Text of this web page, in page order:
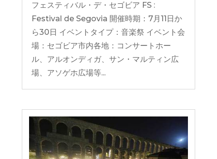
フェスティバル・デ・セゴビア FS :
Festival de Segovia 開催時期：7月11日か
ら30日 イベントタイプ：音楽祭 イベント会
場：セゴビア市内各地：コンサートホー
ル、アルオンディガ、サン・マルティン広
場、アソゲホ広場等...